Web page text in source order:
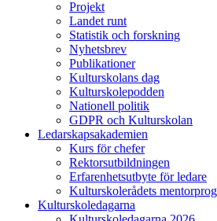
Projekt
Landet runt
Statistik och forskning
Nyhetsbrev
Publikationer
Kulturskolans dag
Kulturskolepodden
Nationell politik
GDPR och Kulturskolan
Ledarskapsakademien
Kurs för chefer
Rektorsutbildningen
Erfarenhetsutbyte för ledare
Kulturskolerådets
Kulturskoledagarna